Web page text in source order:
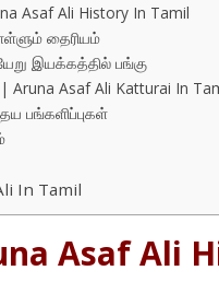
Asaf Ali History In Tamil
தைரியம்
இயக்கத்தில் பங்கு
Aruna Asaf Ali Katturai In
பங்களிப்புகள்
In Tamil
Asaf Ali